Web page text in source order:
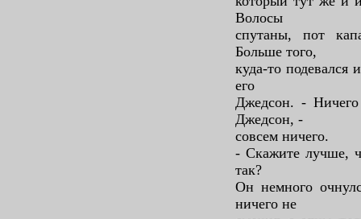
Волосы
спутаны, пот
Больше того,
куда-то подевался
его
Джедсон. - Ничего
Джедсон, -
совсем ничего.
- Скажите лучше,
так?
Он немного
ничего не